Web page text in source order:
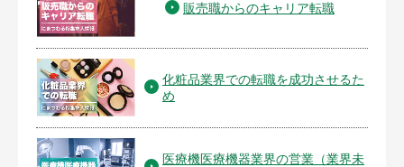
販売職からのキャリア転職
化粧品業界での転職を成功させるた
め
医療機医療機器業界の営業（業界未